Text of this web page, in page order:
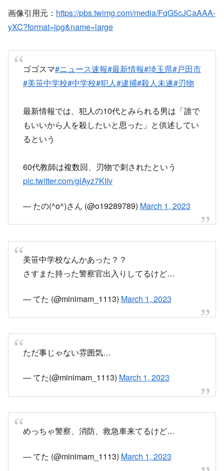
画像引用元： https://pbs.twimg.com/media/FqG5cJCaAAA-
yXC?format=jpg&name=large
ゴゴスマ#ニュース速報#最新情報#埼玉県#戸田市
#美笹中学校#中学校#犯人#逮捕#殺人未遂#刃物
最新情報では、犯人の10代とみられる男は「誰で
もいいから人を殺したいと思った」と供述してい
るという
60代教師は複数回、刃物で刺されたという
pic.twitter.com/glAyz7KIIv
— たの(^o^)さん (@o19289789) March 1, 2023
美笹中学校なんかあった？？
さすまた持った警察官出入りしてるけど…
— てた (@minimam_1113) March 1, 2023
ただ事じゃない雰囲気…
— てた(@minimam_1113) March 1, 2023
めっちゃ警察、消防、救急車来てるけど…
— てた (@minimam_1113) March 1, 2023